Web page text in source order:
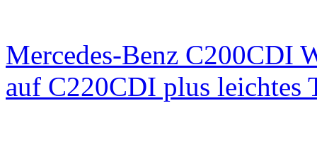
Mercedes-Benz C200CDI
auf C220CDI plus